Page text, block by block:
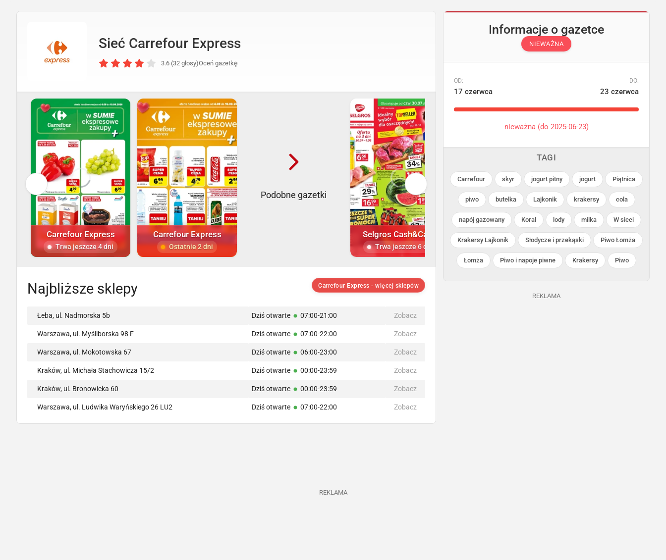
Sieć Carrefour Express
3.6 (32 głosy)Oceń gazetkę
Carrefour Express
Trwa jeszcze 4 dni
Carrefour Express
Ostatnie 2 dni
Podobne gazetki
Selgros Cash&Carry
Trwa jeszcze 6 dni
Kaufland
Trwa jeszcze 5 dni
POLOmarket
Trwa jeszcze 5 dni
Najbliższe sklepy Carrefour Express - więcej sklepów
Łeba, ul. Nadmorska 5b Dziś otwarte 07:00-21:00 Zobacz
Warszawa, ul. Myśliborska 98 F Dziś otwarte 07:00-22:00 Zobacz
Warszawa, ul. Mokotowska 67 Dziś otwarte 06:00-23:00 Zobacz
Kraków, ul. Michała Stachowicza 15/2 Dziś otwarte 00:00-23:59 Zobacz
Kraków, ul. Bronowicka 60 Dziś otwarte 00:00-23:59 Zobacz
Warszawa, ul. Ludwika Waryńskiego 26 LU2 Dziś otwarte 07:00-22:00 Zobacz
Informacje o gazetce
NIEWAŻNA
OD:
17 czerwca
DO:
23 czerwca
nieważna (do 2025-06-23)
TAGI
Carrefour skyr jogurt pitny jogurt Piątnica
piwo butelka Lajkonik krakersy cola
napój gazowany Koral lody milka W sieci
Krakersy Lajkonik Słodycze i przekąski Piwo Łomża
Łomża Piwo i napoje piwne Krakersy Piwo
REKLAMA
REKLAMA